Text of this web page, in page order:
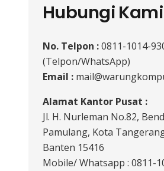
Hubungi Kami
No. Telpon :0811-1014-
(Telpon/WhatsApp)
Email :
Alamat Kantor Pusat :
Jl. H. Nurleman No.82,
Pamulang, Kota
Banten 15416
Mobile/ Whatsapp : 0811-